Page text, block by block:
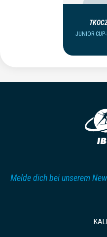
JUNIOR
Melde dich bei unserem